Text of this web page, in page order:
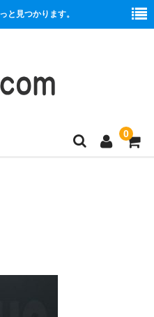
と見つかります。
0